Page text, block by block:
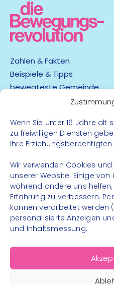
Wenn Sie unter 16 Jahre alt
zu freiwilligen Diensten
Ihre
Wir verwenden Cookies
unserer Website. Einige von
während andere uns
Erfahrung zu verbessern.
können verarbeitet werden
personalisierte Anzeigen
und Inhaltsmessung.
Zahlen & Fakten
Beispiele & Tipps
bewegteste Gemeinde
Barrierefreiheit
Datenschutz
Impressum
Kontakt
FOLGE UNS
Instagram
Facebook